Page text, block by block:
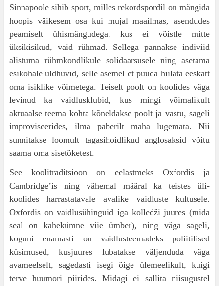
Sinnapoole sihib sport, milles rekordspordil on mängida
hoopis väikesem osa kui mujal maailmas, asendudes
peamiselt ühismängudega, kus ei võistle mitte
üksikisikud, vaid rühmad. Sellega pannakse indiviid
alistuma rühmkondlikule solidaarsusele ning asetama
esi­kohale üldhuvid, selle asemel et püüda hiilata eeskätt
oma isiklike võimetega. Teiselt poolt on koo­lides väga
levinud ka vaidlusklubid, kus mingi või­malikult
aktuaalse teema kohta kõneldakse poolt ja vastu, sageli
improviseerides, ilma paberilt maha lugemata. Nii
sunnitakse loomult tagasi­hoidlikud anglosaksid võitu
saama oma sisetõketest.
See koolitraditsioon on eelastmeks Oxfordis ja
Cambridge’is ning vähemal määral ka teistes üli­
koolides harrastatavale avalike vaidluste kultu­sele.
Oxfordis on vaidlusühinguid iga kolledži juures (mida
seal on kahekümne viie ümber), ning väga sageli,
koguni enamasti on vaidlusteemadeks poliitilised
küsimused, kusjuures lubatakse väljenduda väga
avameelselt, sagedasti isegi õige ülemeelikult, kuigi
terve huumori piirides. Midagi ei sallita niisugustel